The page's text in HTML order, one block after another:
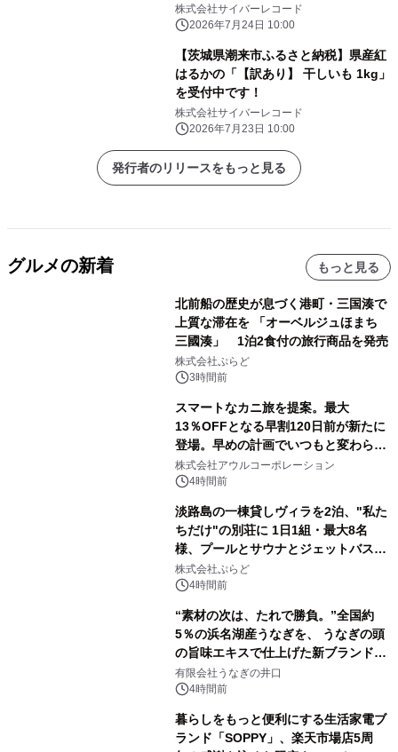
株式会社サイバーレコード
2026年7月24日 10:00
【茨城県潮来市ふるさと納税】県産紅
はるかの「【訳あり】 干しいも 1kg」
を受付中です！
株式会社サイバーレコード
2026年7月23日 10:00
発行者のリリースをもっと見る
グルメの新着 もっと見る
北前船の歴史が息づく港町・三国湊で
上質な滞在を 「オーベルジュほまち
三國湊」 1泊2食付の旅行商品を発売
株式会社ぷらど
3時間前
スマートなカニ旅を提案。最大
13％OFFとなる早割120日前が新たに
登場。早めの計画でいつもと変わらぬ
大人の冬旅を。ー夕日ヶ浦温泉「佳松
苑 別邸ふうか」ー
株式会社アウルコーポレーション
4時間前
淡路島の一棟貸しヴィラを2泊、"私た
ちだけ"の別荘に 1日1組・最大8名
様、プールとサウナとジェットバス付
きで Villa Mon Temps AWAJIの連泊
素泊りプラン
株式会社ぷらど
4時間前
“素材の次は、たれで勝負。”全国約
5％の浜名湖産うなぎを、 うなぎの頭
の旨味エキスで仕上げた新ブランド
「井口の誉」誕生
有限会社うなぎの井口
4時間前
暮らしをもっと便利にする生活家電ブ
ランド「SOPPY」、楽天市場店5周